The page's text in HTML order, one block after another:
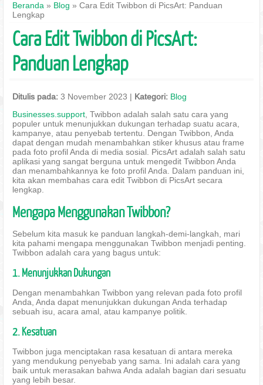
Beranda » Blog » Cara Edit Twibbon di PicsArt: Panduan
Lengkap
Cara Edit Twibbon di PicsArt:
Panduan Lengkap
Ditulis pada: 3 November 2023 | Kategori: Blog
Businesses.support , Twibbon adalah salah satu cara yang
populer untuk menunjukkan dukungan terhadap suatu acara,
kampanye, atau penyebab tertentu. Dengan Twibbon, Anda
dapat dengan mudah menambahkan stiker khusus atau frame
pada foto profil Anda di media sosial. PicsArt adalah salah satu
aplikasi yang sangat berguna untuk mengedit Twibbon Anda
dan menambahkannya ke foto profil Anda. Dalam panduan ini,
kita akan membahas cara edit Twibbon di PicsArt secara
lengkap.
Mengapa Menggunakan Twibbon?
Sebelum kita masuk ke panduan langkah-demi-langkah, mari
kita pahami mengapa menggunakan Twibbon menjadi penting.
Twibbon adalah cara yang bagus untuk:
1. Menunjukkan Dukungan
Dengan menambahkan Twibbon yang relevan pada foto profil
Anda, Anda dapat menunjukkan dukungan Anda terhadap
sebuah isu, acara amal, atau kampanye politik.
2. Kesatuan
Twibbon juga menciptakan rasa kesatuan di antara mereka
yang mendukung penyebab yang sama. Ini adalah cara yang
baik untuk merasakan bahwa Anda adalah bagian dari sesuatu
yang lebih besar.